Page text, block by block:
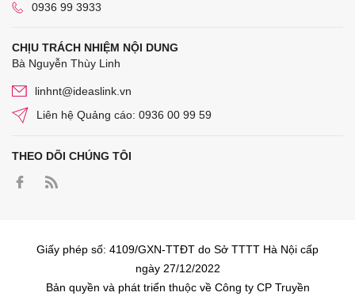
0936 99 3933
CHỊU TRÁCH NHIỆM NỘI DUNG
Bà Nguyễn Thùy Linh
linhnt@ideaslink.vn
Liên hệ Quảng cáo: 0936 00 99 59
THEO DÕI CHÚNG TÔI
Giấy phép số: 4109/GXN-TTĐT do Sở TTTT Hà Nội cấp
ngày 27/12/2022
Bản quyền và phát triển thuộc về Công ty CP Truyền